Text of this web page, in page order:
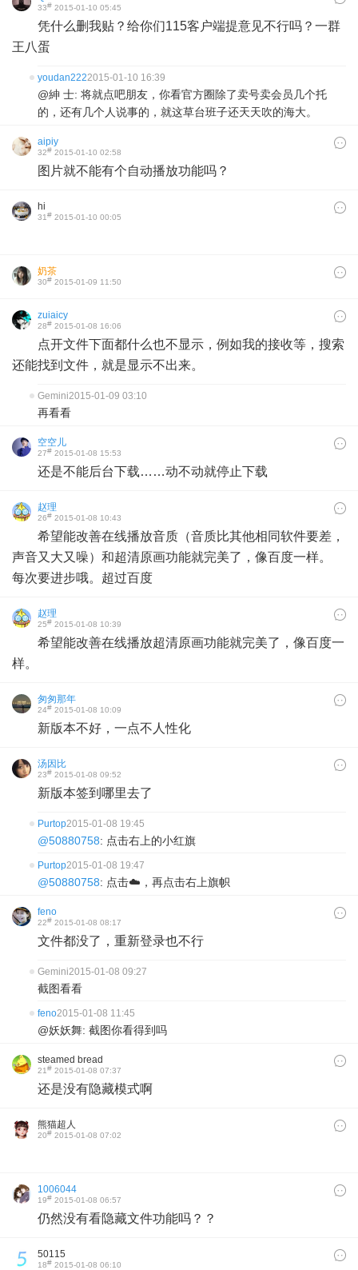
33# 2015-01-10 05:45
凭什么删我贴？给你们115客户端提意见不行吗？一群
王八蛋
youdan2222015-01-10 16:39
@紳 士: 将就点吧朋友，你看官方圈除了卖号卖会员几个托
的，还有几个人说事的，就这草台班子还天天吹的海大。
aipiy
32# 2015-01-10 02:58
图片就不能有个自动播放功能吗？
hi
31# 2015-01-10 00:05
奶茶
30# 2015-01-09 11:50
zuiaicy
28# 2015-01-08 16:06
点开文件下面都什么也不显示，例如我的接收等，搜索
还能找到文件，就是显示不出来。
Gemini2015-01-09 03:10
再看看
空空儿
27# 2015-01-08 15:53
还是不能后台下载……动不动就停止下载
赵理
26# 2015-01-08 10:43
希望能改善在线播放音质（音质比其他相同软件要差，
声音又大又噪）和超清原画功能就完美了，像百度一样。
每次要进步哦。超过百度
赵理
25# 2015-01-08 10:39
希望能改善在线播放超清原画功能就完美了，像百度一
样。
匆匆那年
24# 2015-01-08 10:09
新版本不好，一点不人性化
汤因比
23# 2015-01-08 09:52
新版本签到哪里去了
Purtop2015-01-08 19:45
@50880758: 点击右上的小红旗
Purtop2015-01-08 19:47
@50880758: 点击☁️，再点击右上旗帜
feno
22# 2015-01-08 08:17
文件都没了，重新登录也不行
Gemini2015-01-08 09:27
截图看看
feno2015-01-08 11:45
@妖妖舞: 截图你看得到吗
steamed bread
21# 2015-01-08 07:37
还是没有隐藏模式啊
熊猫超人
20# 2015-01-08 07:02
1006044
19# 2015-01-08 06:57
仍然没有看隐藏文件功能吗？？
50115
18# 2015-01-08 06:10